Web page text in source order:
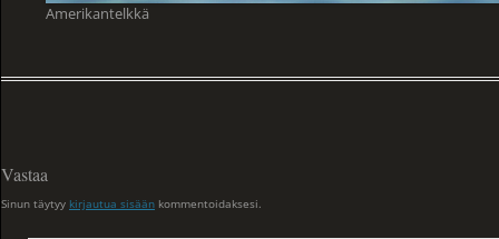
Amerikantelkkä
Vastaa
Sinun täytyy kirjautua sisään kommentoidaksesi.